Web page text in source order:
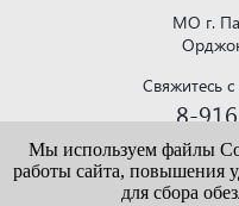
МО г.
Свяжитесь
8-
или
Мы используем файлы
работы сайта, повышения
для сбора